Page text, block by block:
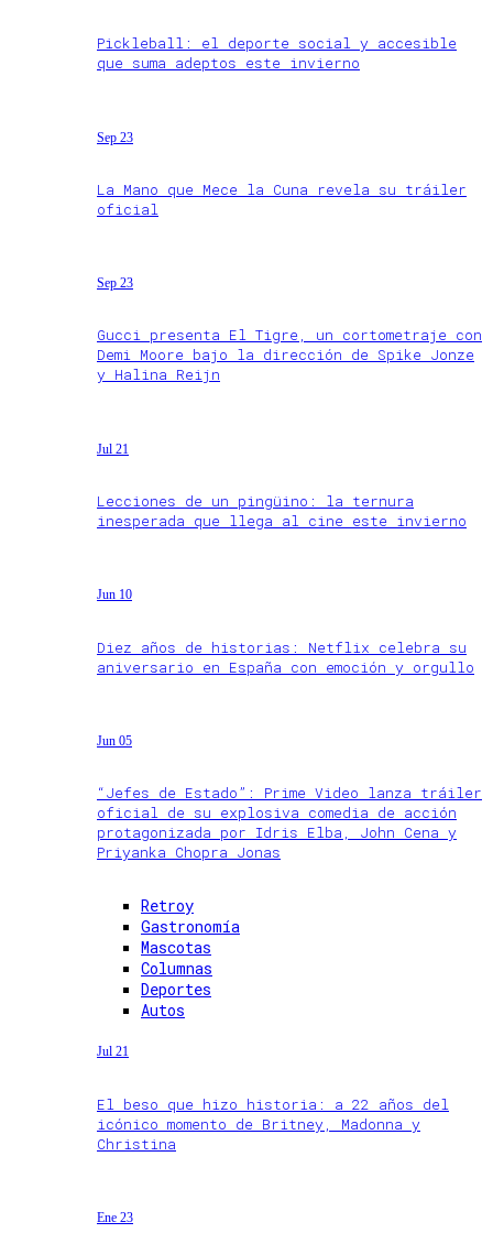
Pickleball: el deporte social y accesible
que suma adeptos este invierno
Sep 23
La Mano que Mece la Cuna revela su tráiler
oficial
Sep 23
Gucci presenta El Tigre, un cortometraje con
Demi Moore bajo la dirección de Spike Jonze
y Halina Reijn
Jul 21
Lecciones de un pingüino: la ternura
inesperada que llega al cine este invierno
Jun 10
Diez años de historias: Netflix celebra su
aniversario en España con emoción y orgullo
Jun 05
“Jefes de Estado”: Prime Video lanza tráiler
oficial de su explosiva comedia de acción
protagonizada por Idris Elba, John Cena y
Priyanka Chopra Jonas
Retroy
Gastronomía
Mascotas
Columnas
Deportes
Autos
Jul 21
El beso que hizo historia: a 22 años del
icónico momento de Britney, Madonna y
Christina
Ene 23